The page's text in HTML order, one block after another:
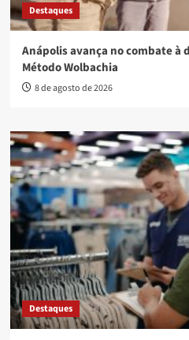
Destaques
Anápolis avança no combate à
Método Wolbachia
8 de agosto de 2026
Destaques